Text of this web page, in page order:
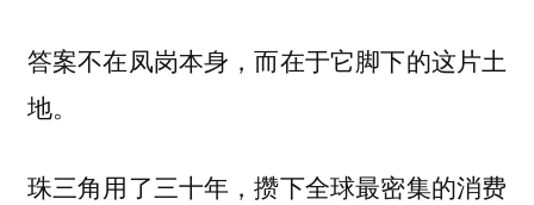
答案不在凤岗本身，而在于它脚下的这片土
地。
珠三角用了三十年，攒下全球最密集的消费